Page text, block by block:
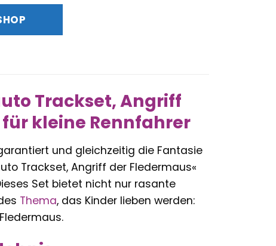
ist:
33,23 €.
Trackset, Angriff
kleine Rennfahrer
und gleichzeitig die Fantasie
Trackset, Angriff der Fledermaus«
Set bietet nicht nur rasante
Thema, das Kinder lieben werden: